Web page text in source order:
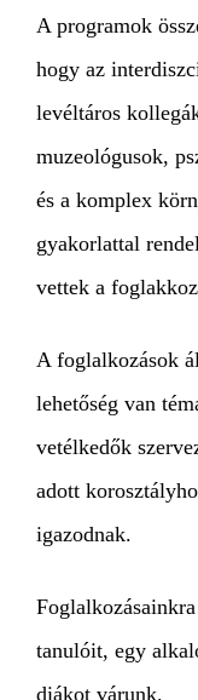
A programok
hogy az
levéltáros
muzeológusok,
és a komplex
gyakorlattal
vettek a
A foglalkozások
lehetőség van
vetélkedők
adott
igazodnak.
tanulóit, egy
diákot várunk.